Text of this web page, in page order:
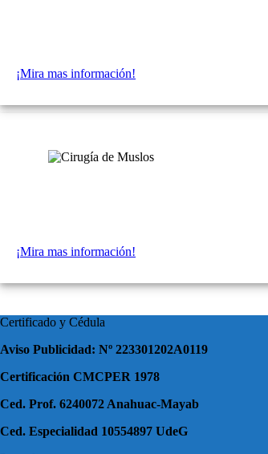
¡Mira mas información!
¡Mira mas información!
Certificado y Cédula
Aviso Publicidad: Nº 223301202A0119
Certificación CMCPER 1978
Ced. Prof. 6240072 Anahuac-Mayab
Ced. Especialidad 10554897 UdeG